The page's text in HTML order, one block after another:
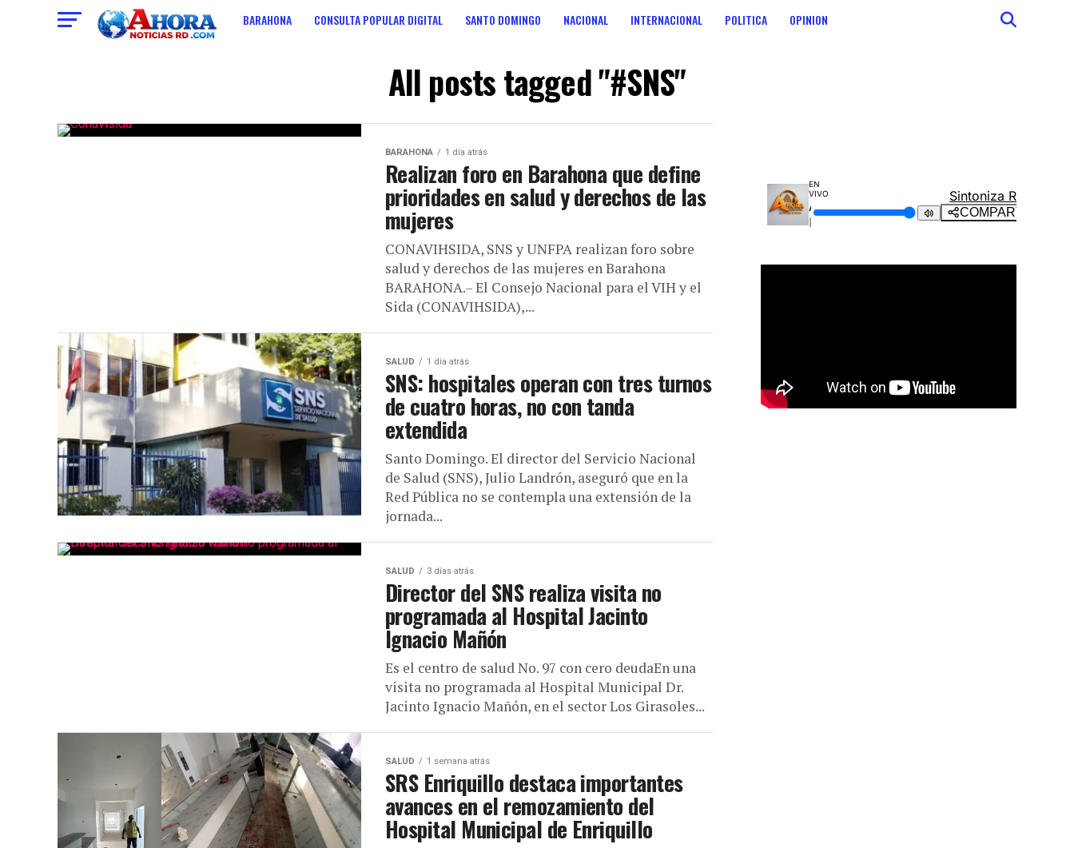
BARAHONA CONSULTA POPULAR DIGITAL SANTO DOMINGO NACIONAL INTERNACIONAL POLITICA OPINION
All posts tagged "#SNS"
BARAHONA 1 día atrás
Realizan foro en Barahona que define
prioridades en salud y derechos de las
mujeres
CONAVIHSIDA, SNS y UNFPA realizan foro sobre
salud y derechos de las mujeres en Barahona
BARAHONA.– El Consejo Nacional para el VIH y el
Sida (CONAVIHSIDA),...
SALUD 1 día atrás
SNS: hospitales operan con tres turnos
de cuatro horas, no con tanda
extendida
Santo Domingo. El director del Servicio Nacional
de Salud (SNS), Julio Landrón, aseguró que en la
Red Pública no se contempla una extensión de la
jornada...
SALUD 3 días atrás
Director del SNS realiza visita no
programada al Hospital Jacinto
Ignacio Mañón
Es el centro de salud No. 97 con cero deudaEn una
visita no programada al Hospital Municipal Dr.
Jacinto Ignacio Mañón, en el sector Los Girasoles...
SALUD 1 semana atrás
SRS Enriquillo destaca importantes
avances en el remozamiento del
Hospital Municipal de Enriquillo